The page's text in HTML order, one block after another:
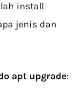
install
jenis dan
apt upgrade: